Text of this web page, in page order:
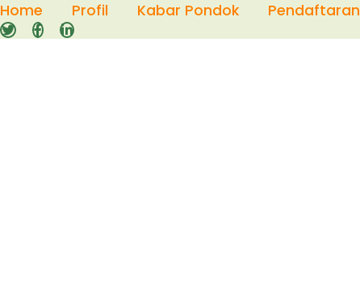
Skip
to
content
Home Profil Kabar Pondok Pendaftaran